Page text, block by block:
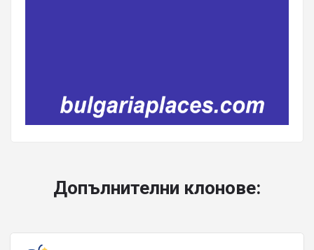
Допълнителни клонове: